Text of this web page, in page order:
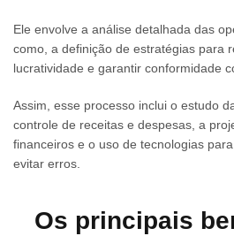
Ele envolve a análise detalhada das
como, a definição de estratégias para
lucratividade e garantir conformidade
Assim, esse processo inclui o estudo
controle de receitas e despesas, a
financeiros e o uso de tecnologias
evitar erros.
Os principais